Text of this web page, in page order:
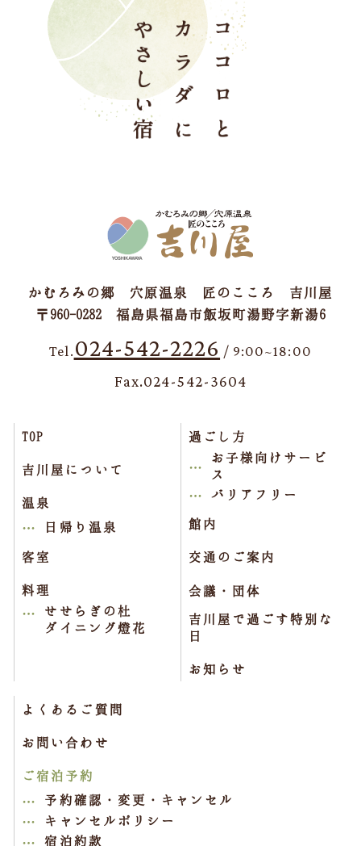
かむろみの郷 穴原温泉 匠のこころ 吉川屋
〒960-0282 福島県福島市飯坂町湯野字新湯6
Tel. 024-542-2226 / 9:00~18:00
Fax.024-542-3604
TOP
吉川屋について
温泉
日帰り温泉
客室
料理
せせらぎの杜
ダイニング燈花
過ごし方
お子様向けサービ
ス
バリアフリー
館内
交通のご案内
会議・団体
吉川屋で過ごす特別な
日
お知らせ
よくあるご質問
お問い合わせ
ご宿泊予約
予約確認・変更・キャンセル
キャンセルポリシー
宿泊約款